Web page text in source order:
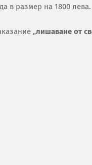
в размер на 1800 лева.
„лишаване от